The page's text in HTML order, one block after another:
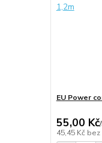
EU Power
55,00 Kč/
45,45 Kč bez